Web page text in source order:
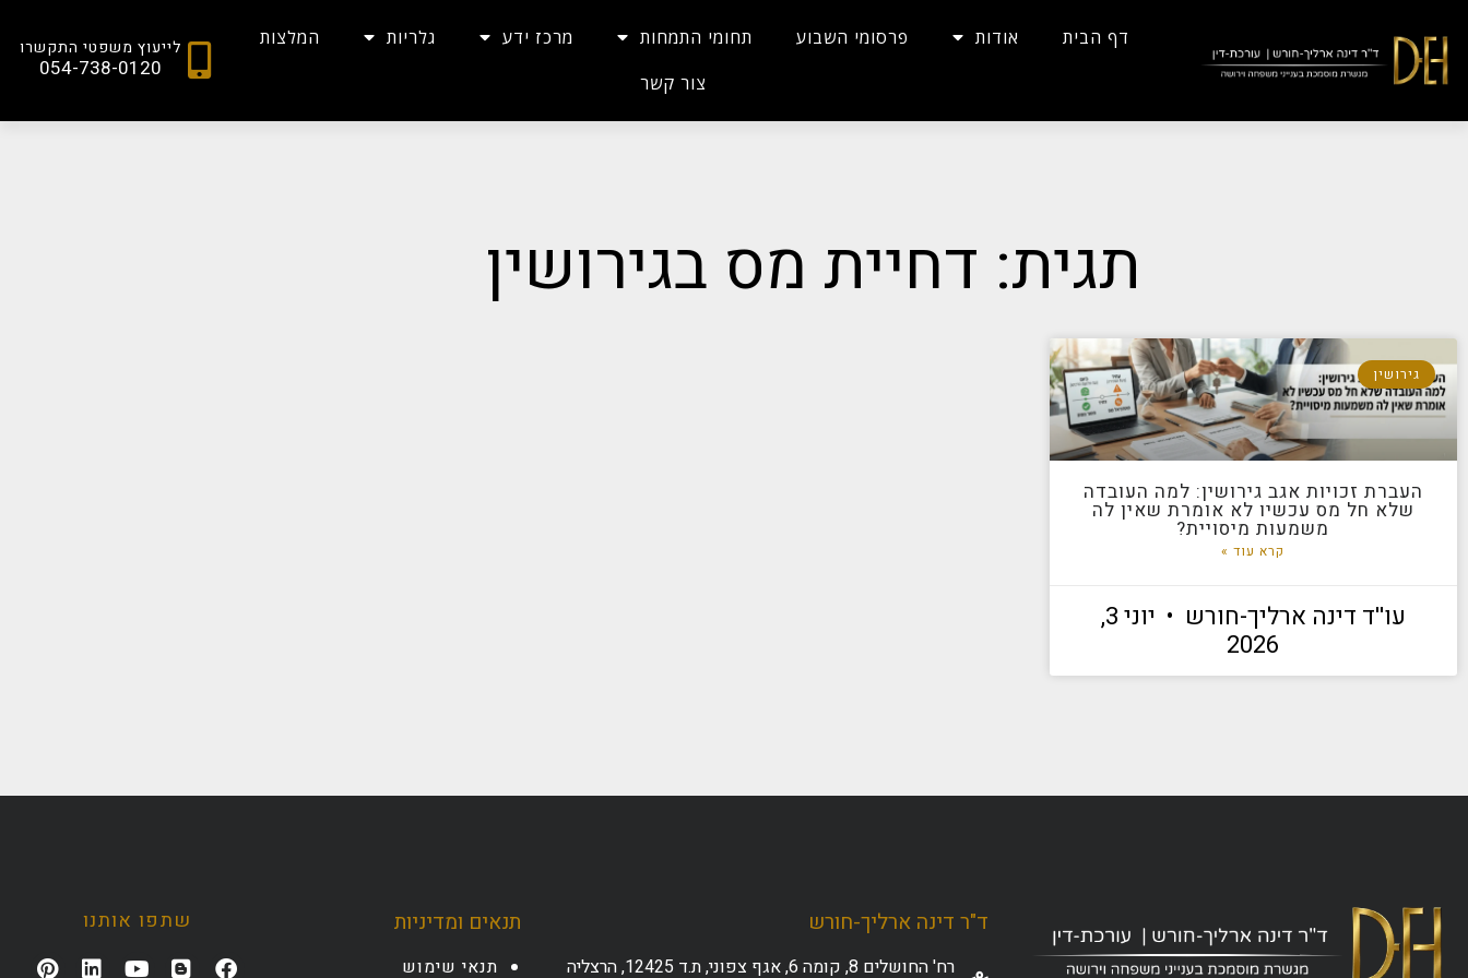
דף הבית אודות פרסומי השבוע תחומי התמחות מרכז ידע גלריות
המלצות
צור קשר
לייעוץ משפטי התקשרו
054-738-0120
תגית: דחיית מס בגירושין
גירושין
העברת זכויות אגב גירושין: למה העובדה
שלא חל מס עכשיו לא אומרת שאין לה
משמעות מיסויית?
קרא עוד »
עו''ד דינה ארליך-חורש
יוני 3,
2026
ד"ר דינה ארליך-חורש
רח' החושלים 8, קומה 6, אגף צפוני, ת.ד 12425, הרצליה
תנאים ומדיניות
תנאי שימוש
שתפו אותנו